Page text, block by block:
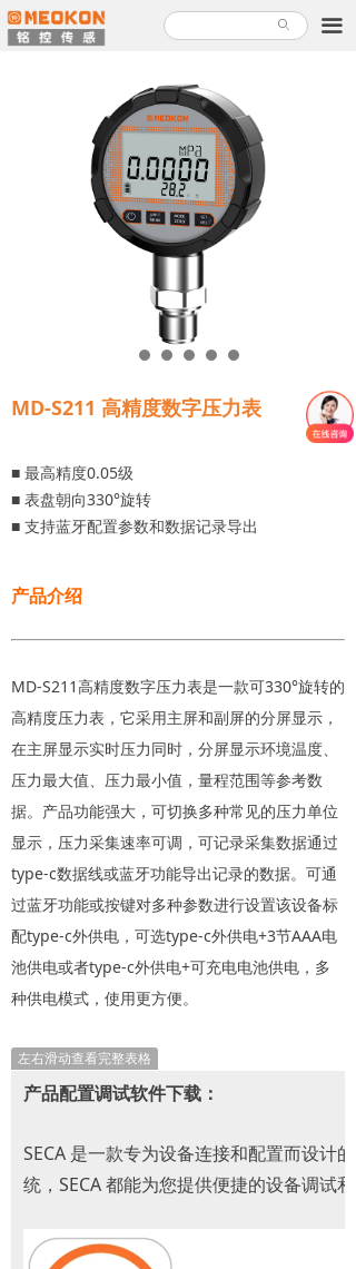
끀
首页
产品使用指南
ꄙ
MD-S211 高精度数字压力表
■ 最高精度0.05级
■ 表盘朝向330°旋转
■ 支持蓝牙配置参数和数据记录导出
产品介绍
MD-S211高精度数字压力表是一款可330°旋转的
高精度压力表，它采用主屏和副屏的分屏显示，
在主屏显示实时压力同时，分屏显示环境温度、
压力最大值、压力最小值，量程范围等参考数
据。产品功能强大，可切换多种常见的压力单位
显示，压力采集速率可调，可记录采集数据通过
type-c数据线或蓝牙功能导出记录的数据。可通
过蓝牙功能或按键对多种参数进行设置该设备标
配type-c外供电，可选type-c外供电+3节AAA电
池供电或者type-c外供电+可充电电池供电，多
种供电模式，使用更方便。
左右滑动查看完整表格
产品配置调试软件下载：
SECA 是一款专为设备连接和配置而设计
统，SECA 都能为您提供便捷的设备调试和